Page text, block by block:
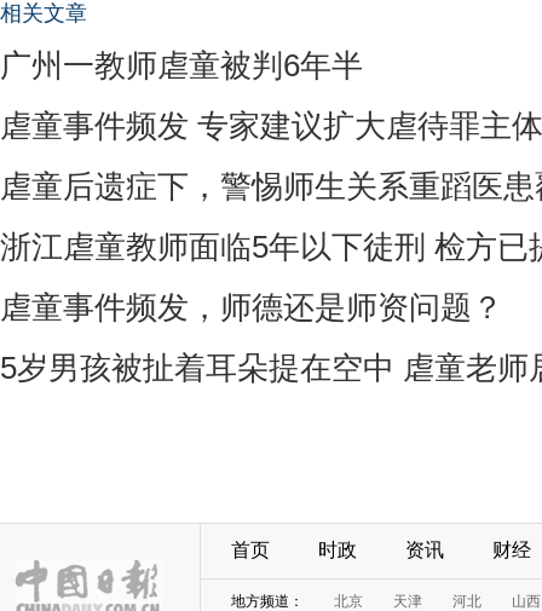
相关文章
广州一教师虐童被判6年半
虐童事件频发 专家建议扩大虐待罪主
虐童后遗症下，警惕师生关系重蹈医
浙江虐童教师面临5年以下徒刑 检方已
虐童事件频发，师德还是师资问题？
5岁男孩被扯着耳朵提在空中 虐童老师
首页 时政 资讯 财经
地方频道： 北京 天津 河北
山西